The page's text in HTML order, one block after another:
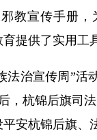
教宣传手册，
提供了实用工
法治宣传周”活
，杭锦后旗司
安杭锦后旗、